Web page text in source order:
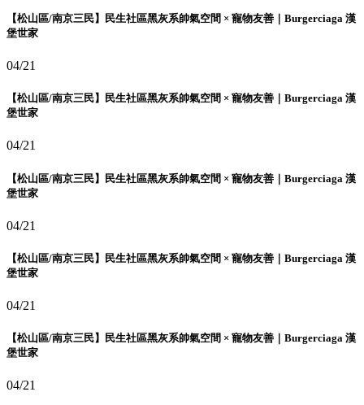
【松山區/南京三民】民生社區黑灰系帥氣空間 × 寵物友善｜Burgerciaga 漢
堡世家
04/21
【松山區/南京三民】民生社區黑灰系帥氣空間 × 寵物友善｜Burgerciaga 漢
堡世家
04/21
【松山區/南京三民】民生社區黑灰系帥氣空間 × 寵物友善｜Burgerciaga 漢
堡世家
04/21
【松山區/南京三民】民生社區黑灰系帥氣空間 × 寵物友善｜Burgerciaga 漢
堡世家
04/21
【松山區/南京三民】民生社區黑灰系帥氣空間 × 寵物友善｜Burgerciaga 漢
堡世家
04/21